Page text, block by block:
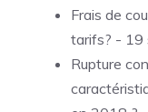
Frais de
tarifs? - 19
Rupture